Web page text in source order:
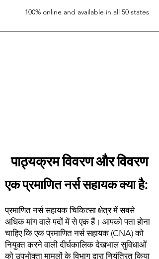
100% online and available in all 50 states
पाठ्यक्रम विवरण और विवरण
एक प्रमाणित नर्स सहायक क्या है:
प्रमाणित नर्स सहायक चिकित्सा क्षेत्र में सबसे
अधिक मांग वाले पदों में से एक हैं। आपको पता होना
चाहिए कि एक प्रमाणित नर्स सहायक (CNA) को
नियुक्त करने वाली दीर्घकालिक देखभाल सुविधाओं
को उपभोक्ता मामलों के विभाग द्वारा नियंत्रित किया